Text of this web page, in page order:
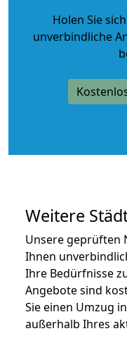
Holen Sie
unverbindliche
Weitere
Unsere geprüften
Ihnen
Ihre Bedürfnisse
Angebote sind
Sie einen Umzug
außerhalb Ihres